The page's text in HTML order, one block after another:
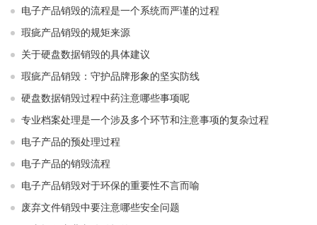
电子产品销毁的流程是一个系统而严谨的过程
瑕疵产品销毁的规矩来源
关于硬盘数据销毁的具体建议
瑕疵产品销毁：守护品牌形象的坚实防线
硬盘数据销毁过程中药注意哪些事项呢
专业档案处理是一个涉及多个环节和注意事项的复杂过程
电子产品的预处理过程
电子产品的销毁流程
电子产品销毁对于环保的重要性不言而喻
废弃文件销毁中要注意哪些安全问题